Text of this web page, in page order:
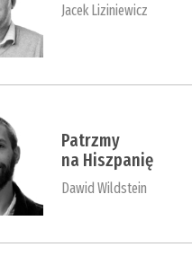
Jacek Liziniewicz
Patrzmy
na Hiszpanię
Dawid Wildstein